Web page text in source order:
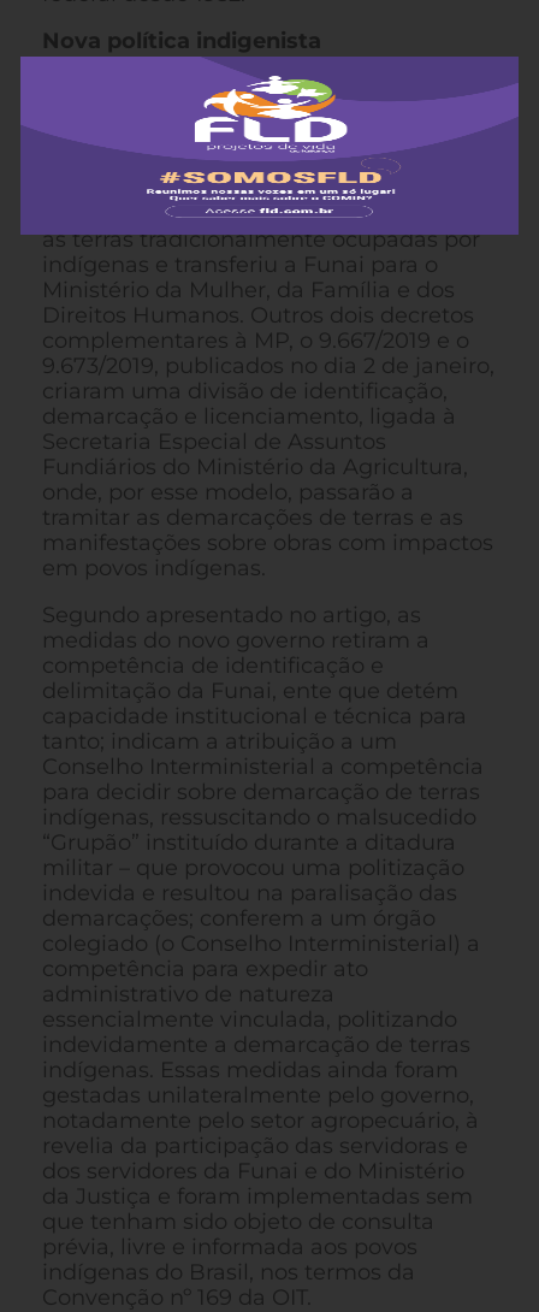
Nova política indigenista
A MP 870/2019, publicada em edição
especial do Diário Oficial da União no
primeiro dia do novo governo, transferiu
do Ministério da Justiça para o Ministério
da Agricultura a competência para
identificar, delimitar, demarcar e registrar
as terras tradicionalmente ocupadas por
indígenas e transferiu a Funai para o
Ministério da Mulher, da Família e dos
Direitos Humanos. Outros dois decretos
complementares à MP, o 9.667/2019 e o
9.673/2019, publicados no dia 2 de janeiro,
criaram uma divisão de identificação,
demarcação e licenciamento, ligada à
Secretaria Especial de Assuntos
Fundiários do Ministério da Agricultura,
onde, por esse modelo, passarão a
tramitar as demarcações de terras e as
manifestações sobre obras com impactos
em povos indígenas.
Segundo apresentado no artigo, as
medidas do novo governo retiram a
competência de identificação e
delimitação da Funai, ente que detém
capacidade institucional e técnica para
tanto; indicam a atribuição a um
Conselho Interministerial a competência
para decidir sobre demarcação de terras
indígenas, ressuscitando o malsucedido
“Grupão” instituído durante a ditadura
militar – que provocou uma politização
indevida e resultou na paralisação das
demarcações; conferem a um órgão
colegiado (o Conselho Interministerial) a
competência para expedir ato
administrativo de natureza
essencialmente vinculada, politizando
indevidamente a demarcação de terras
indígenas. Essas medidas ainda foram
gestadas unilateralmente pelo governo,
notadamente pelo setor agropecuário, à
revelia da participação das servidoras e
dos servidores da Funai e do Ministério
da Justiça e foram implementadas sem
que tenham sido objeto de consulta
prévia, livre e informada aos povos
indígenas do Brasil, nos termos da
Convenção nº 169 da OIT.